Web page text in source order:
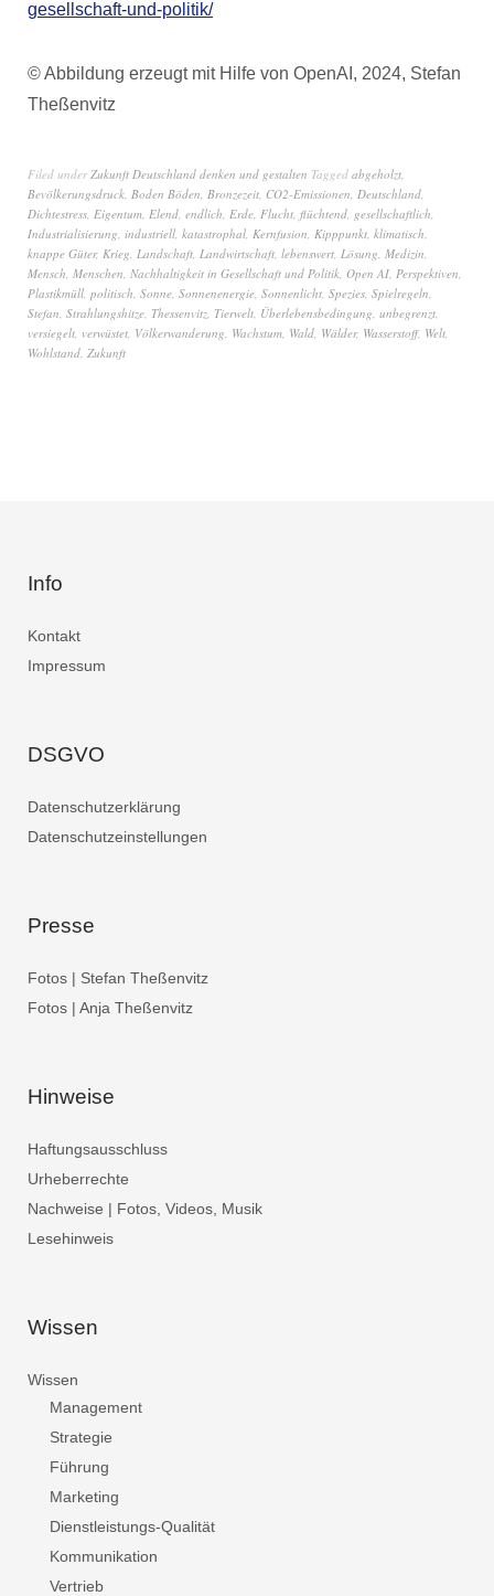
gesellschaft-und-politik/
© Abbildung erzeugt mit Hilfe von OpenAI, 2024, Stefan
Theßenvitz
Filed underZukunft Deutschland denken und gestalten Tagged abgeholzt,
Bevölkerungsdruck, Boden Böden, Bronzezeit, CO2-Emissionen, Deutschland,
Dichtestress, Eigentum, Elend, endlich, Erde, Flucht, flüchtend, gesellschaftlich,
Industrialisierung, industriell, katastrophal, Kernfusion, Kipppunkt, klimatisch,
knappe Güter, Krieg, Landschaft, Landwirtschaft, lebenswert, Lösung, Medizin,
Mensch, Menschen, Nachhaltigkeit in Gesellschaft und Politik, Open AI, Perspektiven,
Plastikmüll, politisch, Sonne, Sonnenenergie, Sonnenlicht, Spezies, Spielregeln,
Stefan, Strahlungshitze, Thessenvitz, Tierwelt, Überlebensbedingung, unbegrenzt,
versiegelt, verwüstet, Völkerwanderung, Wachstum, Wald, Wälder, Wasserstoff, Welt,
Wohlstand, Zukunft
Info
Kontakt
Impressum
DSGVO
Datenschutzerklärung
Datenschutzeinstellungen
Presse
Fotos | Stefan Theßenvitz
Fotos | Anja Theßenvitz
Hinweise
Haftungsausschluss
Urheberrechte
Nachweise | Fotos, Videos, Musik
Lesehinweis
Wissen
Wissen
Management
Strategie
Führung
Marketing
Dienstleistungs-Qualität
Kommunikation
Vertrieb